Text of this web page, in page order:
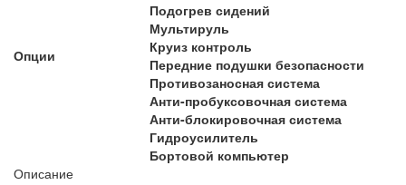
Опции
Подогрев сидений
Мультируль
Круиз контроль
Передние подушки безопасности
Противозаносная система
Анти-пробуксовочная система
Анти-блокировочная система
Гидроусилитель
Бортовой компьютер
Описание